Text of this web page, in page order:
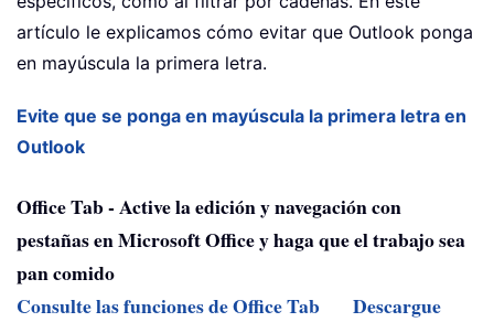
artículo le explicamos cómo evitar que Outlook ponga
en mayúscula la primera letra.
Evite que se ponga en mayúscula la primera letra en
Outlook
Office Tab - Active la edición y navegación con
pestañas en Microsoft Office y haga que el trabajo sea
pan comido
Consulte las funciones de Office Tab
Descargue